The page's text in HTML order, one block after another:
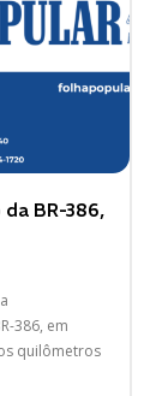
BR-386,
386, em